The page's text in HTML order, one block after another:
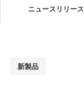
ニュースリリース
新製品